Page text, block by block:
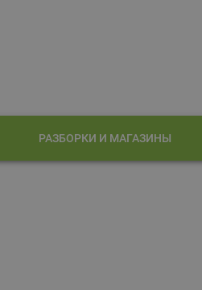
РАЗБОРКИ И МАГАЗИНЫ